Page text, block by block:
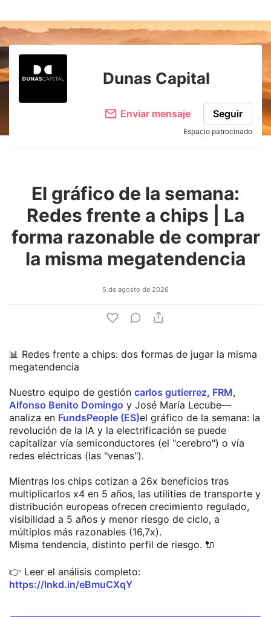
Dunas Capital
Enviar mensaje Seguir
Espacio patrocinado
El gráfico de la semana:
Redes frente a chips | La
forma razonable de comprar
la misma megatendencia
5 de agosto de 2026
📊 Redes frente a chips: dos formas de jugar la misma
megatendencia
Nuestro equipo de gestión carlos gutierrez, FRM,
Alfonso Benito Domingo y José María Lecube—
analiza en FundsPeople (ES)el gráfico de la semana: la
revolución de la IA y la electrificación se puede
capitalizar vía semiconductores (el "cerebro") o vía
redes eléctricas (las "venas").
Mientras los chips cotizan a 26x beneficios tras
multiplicarlos x4 en 5 años, las utilities de transporte y
distribución europeas ofrecen crecimiento regulado,
visibilidad a 5 años y menor riesgo de ciclo, a
múltiplos más razonables (16,7x).
Misma tendencia, distinto perfil de riesgo. 🔌
👉 Leer el análisis completo:
https://lnkd.in/eBmuCXqY